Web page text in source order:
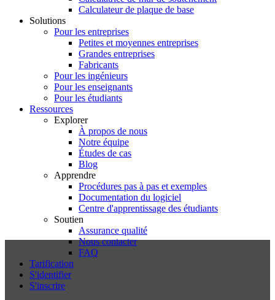
Calculateur de plaque de base
Solutions
Pour les entreprises
Petites et moyennes entreprises
Grandes entreprises
Fabricants
Pour les ingénieurs
Pour les enseignants
Pour les étudiants
Ressources
Explorer
À propos de nous
Notre équipe
Études de cas
Blog
Apprendre
Procédures pas à pas et exemples
Documentation du logiciel
Centre d'apprentissage des étudiants
Soutien
Assurance qualité
Nous contacter
FAQ
Tarification
S'identifier
S'inscrire